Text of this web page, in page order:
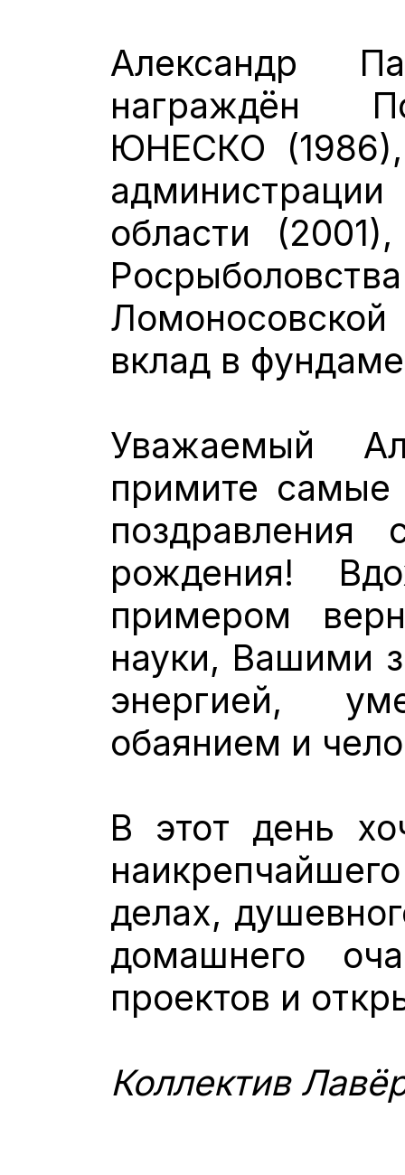
Александр
награждён
ЮНЕСКО (1986),
области
Ломоносовской
вклад в
Уважаемый
примите самые
рождения!
примером
науки, Вашими
энергией,
обаянием и
В этот день
делах,
домашнего
проектов и
Коллектив